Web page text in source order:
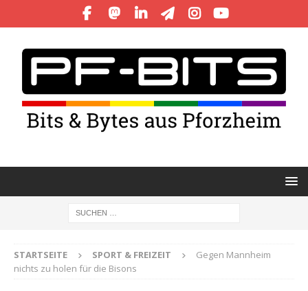
STARTSEITE SPORT & FREIZEIT
Gegen Mannheim
nichts zu holen für die Bisons